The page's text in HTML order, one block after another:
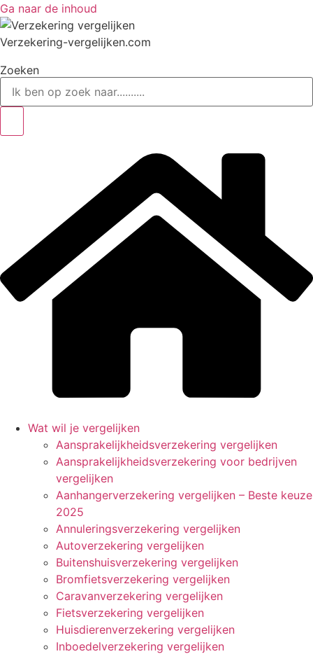
Ga naar de inhoud
Verzekering-vergelijken.com
Zoeken
Wat wil je vergelijken
Aansprakelijkheidsverzekering vergelijken
Aansprakelijkheidsverzekering voor bedrijven
vergelijken
Aanhangerverzekering vergelijken – Beste keuze
2025
Annuleringsverzekering vergelijken
Autoverzekering vergelijken
Buitenshuisverzekering vergelijken
Bromfietsverzekering vergelijken
Caravanverzekering vergelijken
Fietsverzekering vergelijken
Huisdierenverzekering vergelijken
Inboedelverzekering vergelijken